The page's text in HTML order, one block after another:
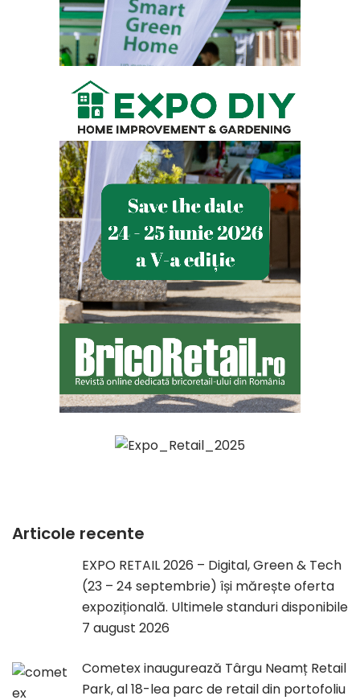
Articole recente
EXPO RETAIL 2026 – Digital, Green & Tech
(23 – 24 septembrie) își mărește oferta
expozițională. Ultimele standuri disponibile
7 august 2026
Cometex inaugurează Târgu Neamț Retail
Park, al 18-lea parc de retail din portofoliu